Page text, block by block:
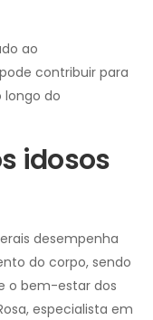
ao
contribuir para
do
idosos
desempenha
do corpo, sendo
o bem-estar dos
especialista em